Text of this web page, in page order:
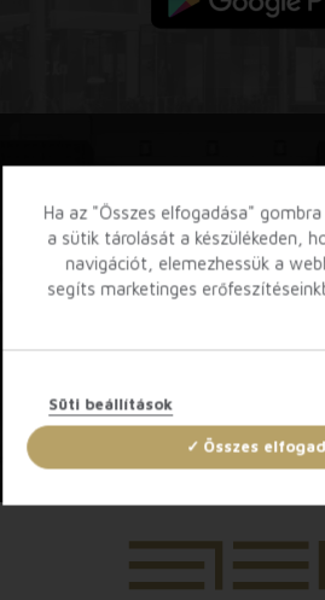
Iratkozz fel
bármikor leiratkozhatsz.
Ha az "Összes elfogadása"
a sütik tárolását a készülékeden,
navigációt, elemezhessük a
segíts marketinges
Összes
Süti beállítások